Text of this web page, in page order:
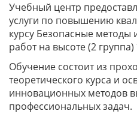
Учебный центр
услуги по повышению
курсу Безопасные
работ на высоте (2 группа)
Обучение состоит из
теоретического курса и
инновационных методов
профессиональных задач.